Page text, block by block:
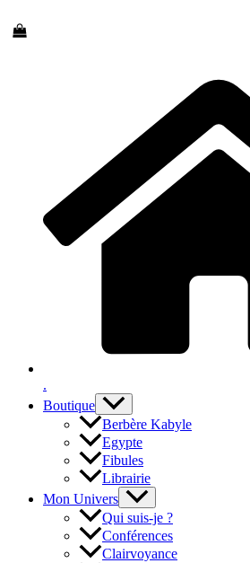
.
Boutique
Berbère Kabyle
Egypte
Fibules
Librairie
Mon Univers
Qui suis-je ?
Conférences
Clairvoyance